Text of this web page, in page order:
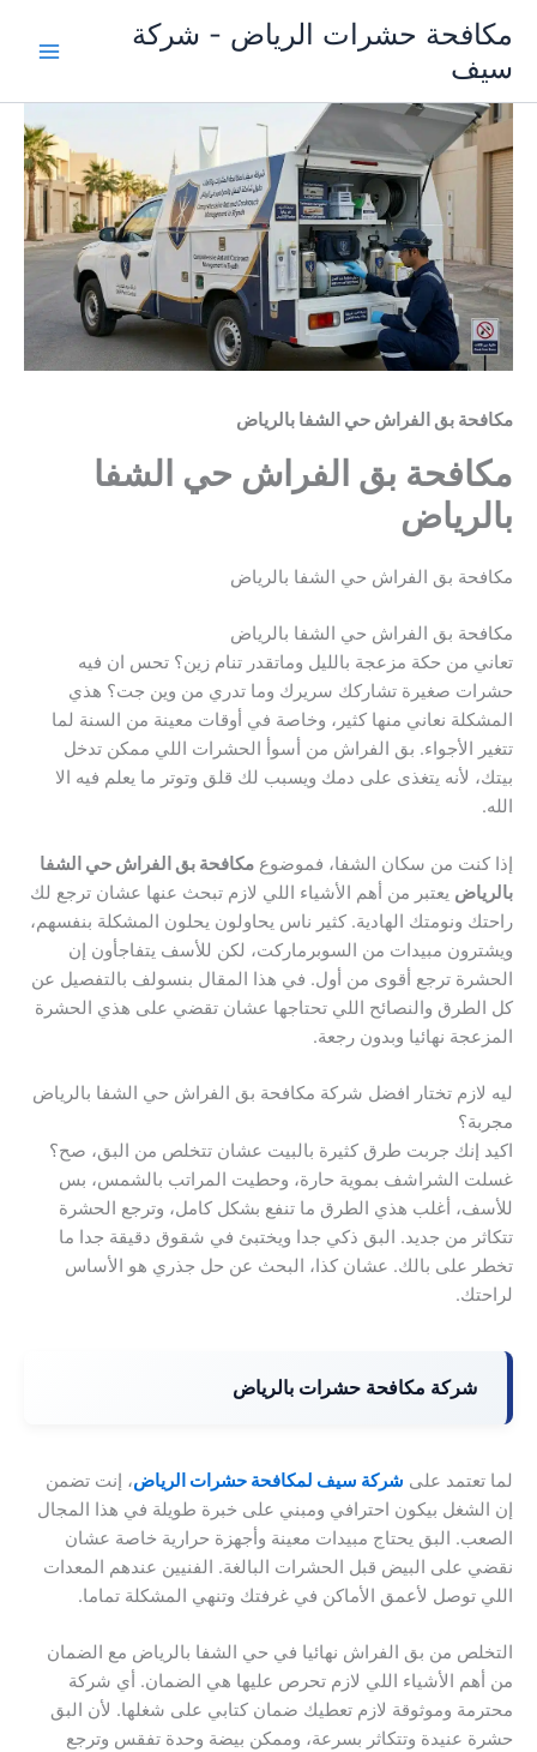
المحتوى
مكافحة حشرات الرياض - شركة
سيف
مكافحة بق الفراش حي الشفا بالرياض
مكافحة بق الفراش حي الشفا
بالرياض
مكافحة بق الفراش حي الشفا بالرياض
مكافحة بق الفراش حي الشفا بالرياض
تعاني من حكة مزعجة بالليل وماتقدر تنام زين؟ تحس ان فيه
حشرات صغيرة تشاركك سريرك وما تدري من وين جت؟ هذي
المشكلة نعاني منها كثير، وخاصة في أوقات معينة من السنة لما
تتغير الأجواء. بق الفراش من أسوأ الحشرات اللي ممكن تدخل
بيتك، لأنه يتغذى على دمك ويسبب لك قلق وتوتر ما يعلم فيه الا
الله.
إذا كنت من سكان الشفا، فموضوع مكافحة بق الفراش حي الشفا
بالرياض يعتبر من أهم الأشياء اللي لازم تبحث عنها عشان ترجع لك
راحتك ونومتك الهادية. كثير ناس يحاولون يحلون المشكلة بنفسهم،
ويشترون مبيدات من السوبرماركت، لكن للأسف يتفاجأون إن
الحشرة ترجع أقوى من أول. في هذا المقال بنسولف بالتفصيل عن
كل الطرق والنصائح اللي تحتاجها عشان تقضي على هذي الحشرة
المزعجة نهائيا وبدون رجعة.
ليه لازم تختار افضل شركة مكافحة بق الفراش حي الشفا بالرياض
مجربة؟
اكيد إنك جربت طرق كثيرة بالبيت عشان تتخلص من البق، صح؟
غسلت الشراشف بموية حارة، وحطيت المراتب بالشمس، بس
للأسف، أغلب هذي الطرق ما تنفع بشكل كامل، وترجع الحشرة
تتكاثر من جديد. البق ذكي جدا ويختبئ في شقوق دقيقة جدا ما
تخطر على بالك. عشان كذا، البحث عن حل جذري هو الأساس
لراحتك.
شركة مكافحة حشرات بالرياض
لما تعتمد على شركة سيف لمكافحة حشرات الرياض، إنت تضمن
إن الشغل بيكون احترافي ومبني على خبرة طويلة في هذا المجال
الصعب. البق يحتاج مبيدات معينة وأجهزة حرارية خاصة عشان
نقضي على البيض قبل الحشرات البالغة. الفنيين عندهم المعدات
اللي توصل لأعمق الأماكن في غرفتك وتنهي المشكلة تماما.
التخلص من بق الفراش نهائيا في حي الشفا بالرياض مع الضمان
من أهم الأشياء اللي لازم تحرص عليها هي الضمان. أي شركة
محترمة وموثوقة لازم تعطيك ضمان كتابي على شغلها. لأن البق
حشرة عنيدة وتتكاثر بسرعة، وممكن بيضة وحدة تفقس وترجع